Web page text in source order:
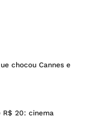
chocou Cannes e
20: cinema